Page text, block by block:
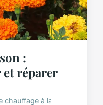
:
et réparer
chauffage à la